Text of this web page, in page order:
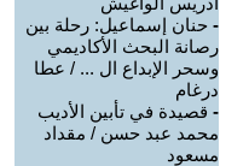
- حنان إسماعيل: رحلة بين
رصانة البحث الأكاديمي
وسحر الإبداع ال ... / عطا
درغام
- قصيدة في تأبين الأديب
محمد عبد حسن / مقداد
مسعود